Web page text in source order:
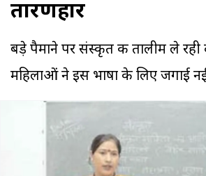
तारणहार
बड़े पैमाने पर संस्कृत की तालीम ले
महिलाओं ने इस भाषा के लिए जगाई